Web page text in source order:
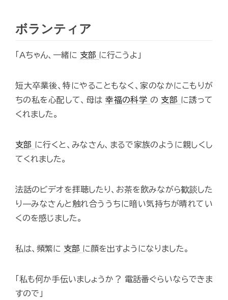
ボランティア
「Aちゃん、一緒に 支部 に行こうよ」
短大卒業後、特にやることもなく、家のなかにこもりが
ちの私を心配して、母は幸福の科学 の 支部 に誘って
くれました。
支部 に行くと、みなさん、まるで家族のように親しくし
てくれました。
法話のビデオを拝聴したり、お茶を飲みながら歓談した
り—みなさんと触れ合ううちに暗い気持ちが晴れてい
くのを感じました。
私は、頻繁に 支部 に顔を出すようになりました。
「私も何か手伝いましょうか？ 電話番ぐらいならできま
すので」